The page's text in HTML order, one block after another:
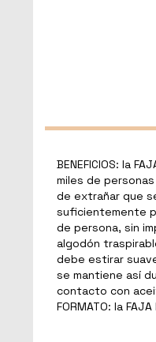
BENEFICIOS: la
miles de
de extrañar que
suficientemente
de persona, sin
algodón
debe estirar
se mantiene así
contacto con
FORMATO: la